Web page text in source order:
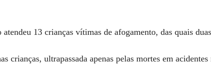
13 crianças vítimas de afogamento, das quais
crianças, ultrapassada apenas pelas mortes em